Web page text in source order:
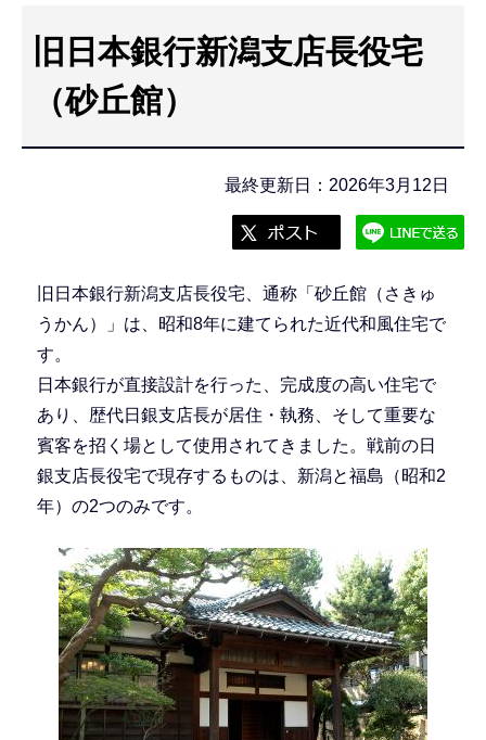
旧日本銀行新潟支店長役宅
（砂丘館）
最終更新日：2026年3月12日
旧日本銀行新潟支店長役宅、通称「砂丘館（さきゅ
うかん）」は、昭和8年に建てられた近代和風住宅で
す。
日本銀行が直接設計を行った、完成度の高い住宅で
あり、歴代日銀支店長が居住・執務、そして重要な
賓客を招く場として使用されてきました。戦前の日
銀支店長役宅で現存するものは、新潟と福島（昭和2
年）の2つのみです。